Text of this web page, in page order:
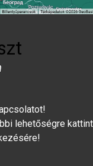
lehetőségre